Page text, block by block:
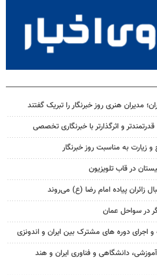
مدیران هنری روز خبرنگار را تبریک گفتند
و اثرگذارتر با خبرنگاری تخصصی
زیارت به مناسبت روز خبرنگار
در قاب تلویزیون
زائران پیاده امام رضا (ع) می‌روند
در سواحل عمان
اجرای دوره های مشترک بین ایران و اندونزی
دانشگاهی و فناوری ایران و هند